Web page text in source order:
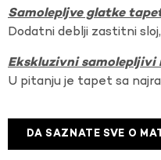
Samolepljve glatke
Dodatni deblji zastitni
Ekskluzivni
U pitanju je tapet sa
DA SAZNATE SVE O